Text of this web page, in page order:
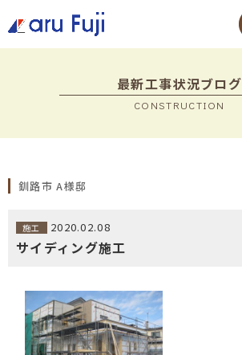
最新工事状況ブログ
CONSTRUCTION
釧路市 A様邸
施工 2020.02.08
サイディング施工